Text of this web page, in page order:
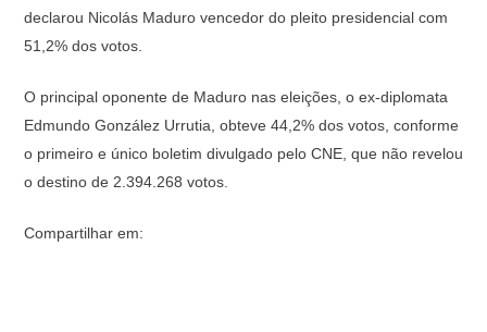
declarou Nicolás Maduro vencedor do pleito presidencial com
51,2% dos votos.
O principal oponente de Maduro nas eleições, o ex-diplomata
Edmundo González Urrutia, obteve 44,2% dos votos, conforme
o primeiro e único boletim divulgado pelo CNE, que não revelou
o destino de 2.394.268 votos.
Compartilhar em: